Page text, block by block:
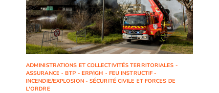
ADMINISTRATIONS ET COLLECTIVITÉS TERRITORIALES -
ASSURANCE - BTP - ERP/IGH - FEU INSTRUCTIF -
INCENDIE/EXPLOSION - SÉCURITÉ CIVILE ET FORCES DE
L'ORDRE